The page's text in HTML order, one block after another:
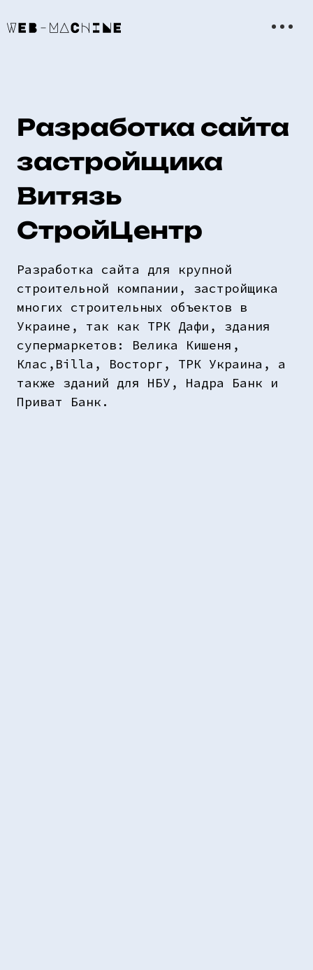
Разработка сайта
застройщика
Витязь
СтройЦентр
Разработка сайта для крупной
строительной компании, застройщика
многих строительных объектов в
Украине, так как ТРК Дафи, здания
супермаркетов: Велика Кишеня,
Клас,Billa, Восторг, ТРК Украина, а
также зданий для НБУ, Надра Банк и
Приват Банк.